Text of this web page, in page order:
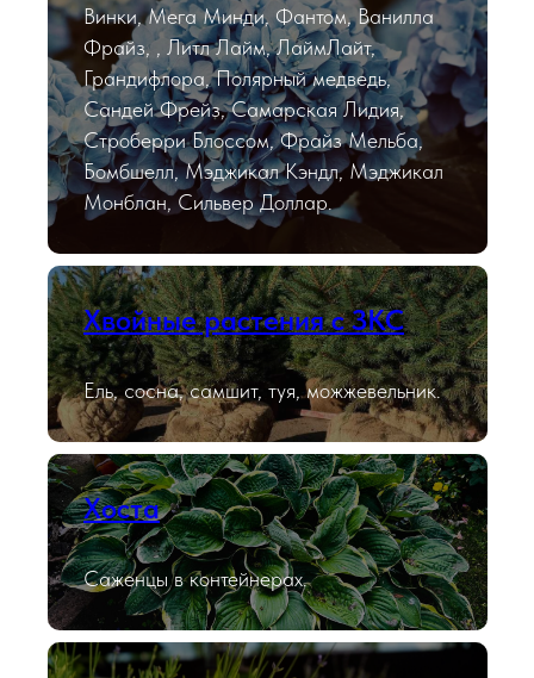
Винки, Мега Минди, Фантом, Ванилла
Фрайз, , Литл Лайм, ЛаймЛайт,
Грандифлора, Полярный медведь,
Сандей Фрейз, Самарская Лидия,
Строберри Блоссом, Фрайз Мельба,
Бомбшелл, Мэджикал Кэндл, Мэджикал
Монблан, Сильвер Доллар.
Хвойные растения с ЗКС
Ель, сосна, самшит, туя, можжевельник.
Хоста
Саженцы в контейнерах.